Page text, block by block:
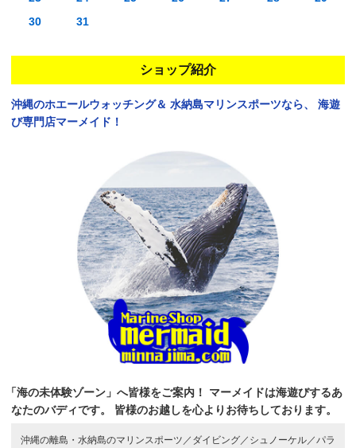
30
31
ショップ紹介
沖縄のホエールウォッチング＆ 水納島マリンスポーツなら、
海遊
び専門店マーメイド！
「海の未体験ゾーン」へ皆様をご案内！
マーメイドは海遊びするあ
なたのバディです。
皆様のお越しを心よりお待ちしております。
沖縄の離島・水納島のマリンスポーツ／ ダイビング／ シュノーケル／ パラ